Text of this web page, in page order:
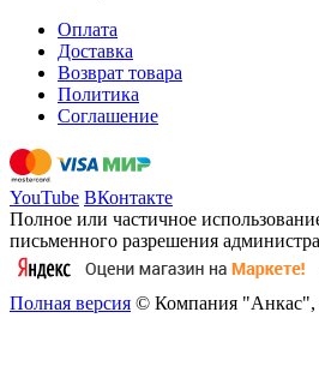
Оплата
Доставка
Возврат товара
Политика
Соглашение
YouTube ВКонтакте
Полное или частичное
письменного разрешения
Полная версия © Компания "Анкас",